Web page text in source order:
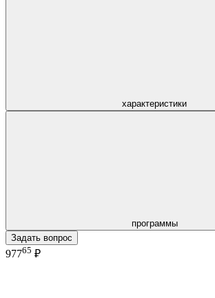
характеристики
программы
Задать вопрос
97765 ₽